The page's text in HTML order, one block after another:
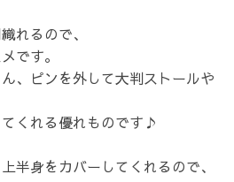
れるので、
です。
、ピンを外して大判ストールや
くれる優れものです♪
半身をカバーしてくれるので、